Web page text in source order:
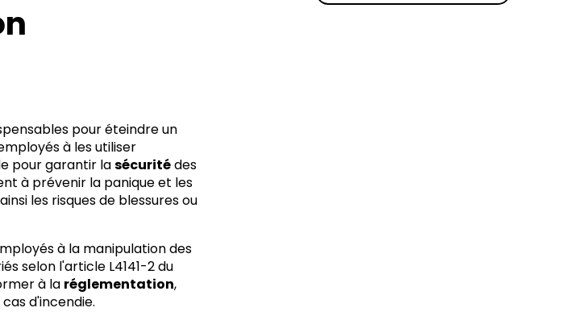
pour éteindre un
à les utiliser
pour garantir lasécuritédes
à prévenir la panique et les
les risques de blessures ou
à la manipulation des
selon l'article L4141-2 du
à la réglementation,
d'incendie.